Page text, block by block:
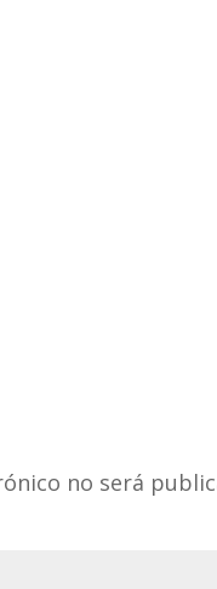
no será